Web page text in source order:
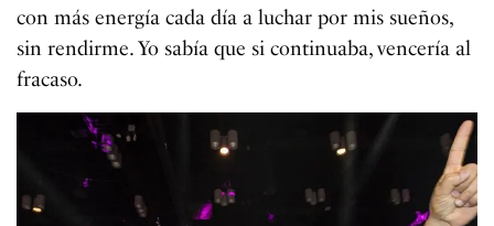
con más energía cada día a luchar por mis sueños,
sin rendirme. Yo sabía que si continuaba, vencería al
fracaso.